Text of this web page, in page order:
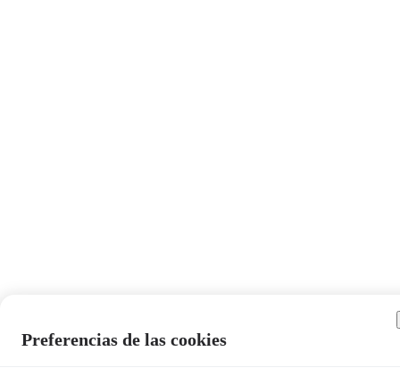
Preferencias de las cookies